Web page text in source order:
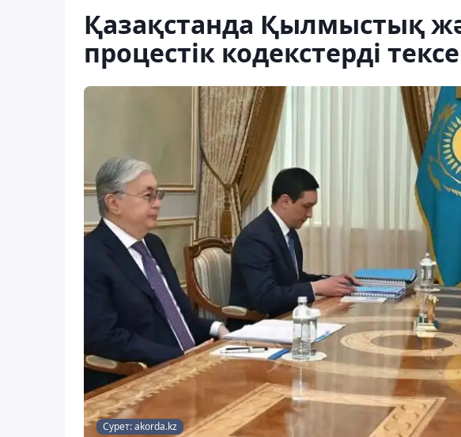
Қазақстанда Қылмыстық
процестік кодекстерді
Сурет: akorda.kz